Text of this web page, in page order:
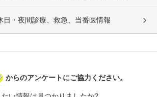
日・夜間診療、救急、当番医情報
病院なび
からのアンケートにご協力ください。